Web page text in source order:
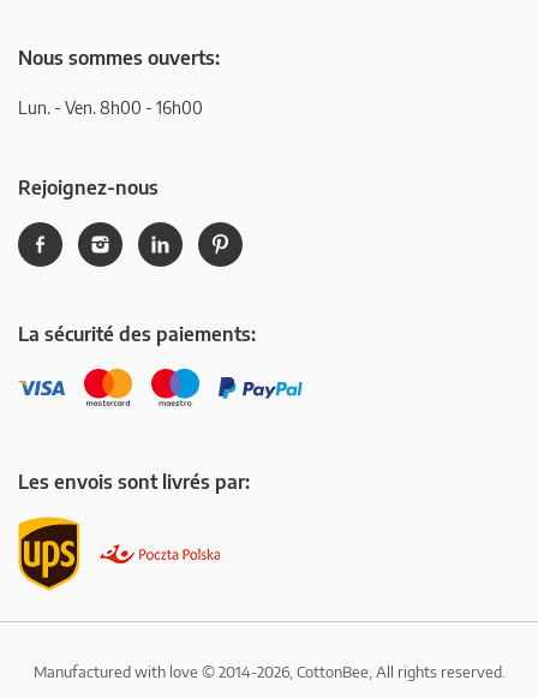
Nous sommes ouverts:
Lun. - Ven. 8h00 - 16h00
Rejoignez-nous
La sécurité des paiements:
Les envois sont livrés par:
Manufactured with love © 2014-2026, CottonBee, All rights reserved.